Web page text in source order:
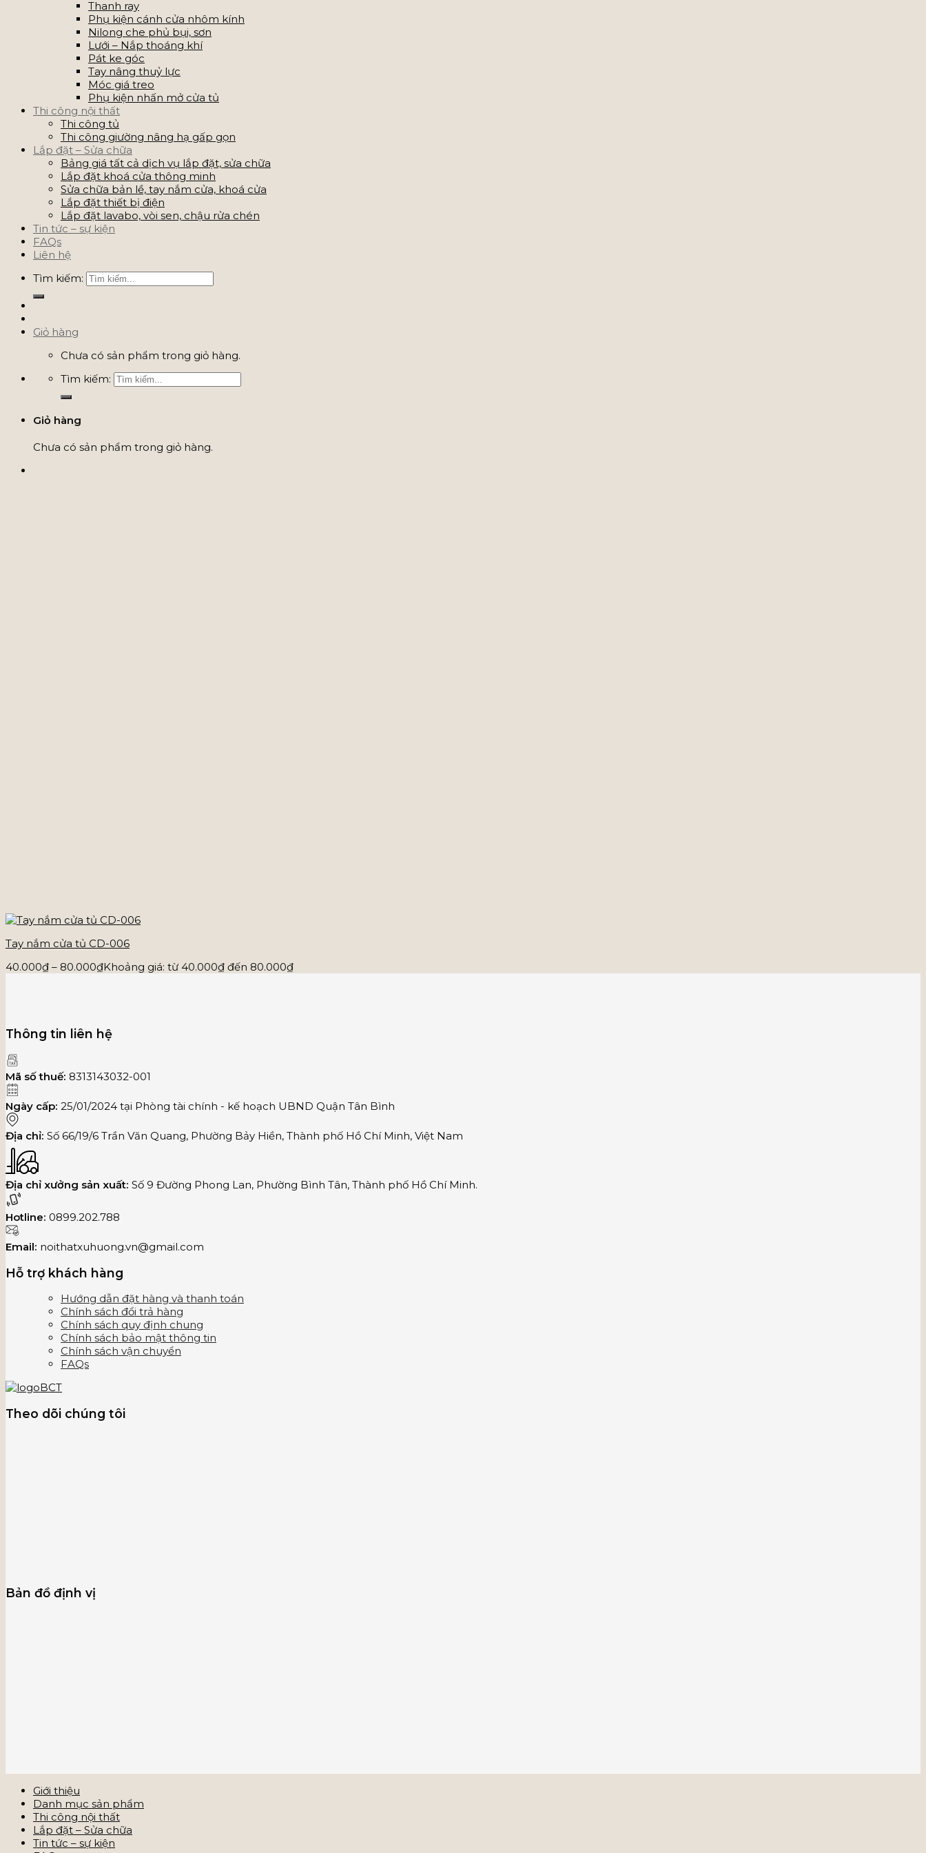
Thanh ray
Phụ kiện cánh cửa nhôm kính
Nilong che phủ bụi, sơn
Lưới – Nắp thoáng khí
Pát ke góc
Tay nâng thuỷ lực
Móc giá treo
Phụ kiện nhấn mở cửa tủ
Thi công nội thất
Thi công tủ
Thi công giường nâng hạ gấp gọn
Lắp đặt – Sửa chữa
Bảng giá tất cả dịch vụ lắp đặt, sửa chữa
Lắp đặt khoá cửa thông minh
Sửa chữa bản lề, tay nắm cửa, khoá cửa
Lắp đặt thiết bị điện
Lắp đặt lavabo, vòi sen, chậu rửa chén
Tin tức – sự kiện
FAQs
Liên hệ
Tìm kiếm:
Giỏ hàng
Chưa có sản phẩm trong giỏ hàng.
Tìm kiếm:
Giỏ hàng
Chưa có sản phẩm trong giỏ hàng.
Tay nắm cửa tủ CD-006
40.000₫ – 80.000₫Khoảng giá: từ 40.000₫ đến 80.000₫
Thông tin liên hệ
Mã số thuế: 8313143032-001
Ngày cấp: 25/01/2024 tại Phòng tài chính - kế hoạch UBND Quận Tân Bình
Địa chỉ: Số 66/19/6 Trần Văn Quang, Phường Bảy Hiền, Thành phố Hồ Chí Minh, Việt Nam
Địa chỉ xưởng sản xuất: Số 9 Đường Phong Lan, Phường Bình Tân, Thành phố Hồ Chí Minh.
Hotline: 0899.202.788
Email: noithatxuhuong.vn@gmail.com
Hỗ trợ khách hàng
Hướng dẫn đặt hàng và thanh toán
Chính sách đổi trả hàng
Chính sách quy định chung
Chính sách bảo mật thông tin
Chính sách vận chuyển
FAQs
Theo dõi chúng tôi
Bản đồ định vị
Giới thiệu
Danh mục sản phẩm
Thi công nội thất
Lắp đặt – Sửa chữa
Tin tức – sự kiện